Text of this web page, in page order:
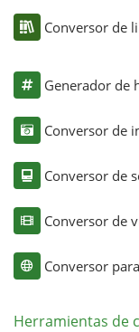
Conversor de
Generador de
Conversor de
Conversor de
Conversor de
Conversor
Herramientas de